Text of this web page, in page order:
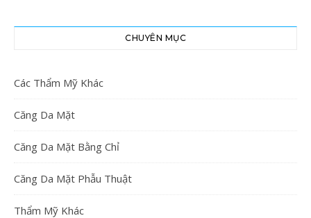
CHUYÊN MỤC
Các Thẩm Mỹ Khác
Căng Da Mặt
Căng Da Mặt Bằng Chỉ
Căng Da Mặt Phẫu Thuật
Thẩm Mỹ Khác